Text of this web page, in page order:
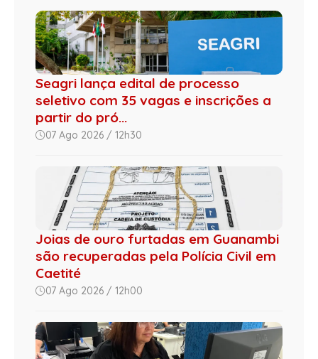
Seagri lança edital de processo
seletivo com 35 vagas e inscrições a
partir do pró...
07 Ago 2026 / 12h30
Joias de ouro furtadas em Guanambi
são recuperadas pela Polícia Civil em
Caetité
07 Ago 2026 / 12h00